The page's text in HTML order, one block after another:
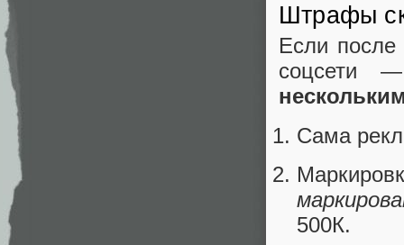
Штрафы
Если
соцсети
Сама
500К.